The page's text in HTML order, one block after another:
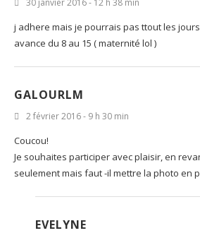
30 janvier 2016 - 12 h 38 min
j adhere mais je pourrais pas ttout les
avance du 8 au 15 ( maternité lol )
GALOURLM
2 février 2016 - 9 h 30 min
Coucou!
Je souhaites participer avec plaisir, en
seulement mais faut -il mettre la photo en
EVELYNE